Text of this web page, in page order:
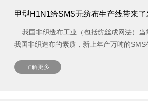
甲型H1N1给SMS无纺布生产线带来了
我国非织造布工业（包括纺丝成网法）当
我国非织造布的素质，新上年产万吨的
了解更多